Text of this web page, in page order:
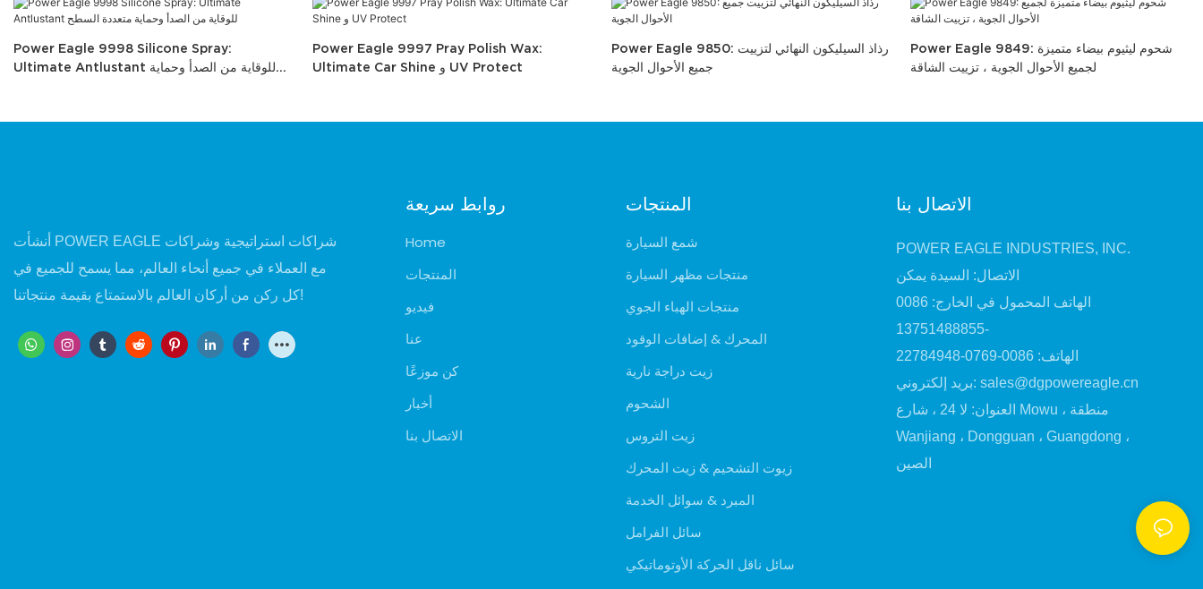
Power Eagle 9998 Silicone Spray:
Ultimate Antlustant للوقاية من الصدأ وحماية
Power Eagle 9997 Pray Polish Wax:
Ultimate Car Shine و UV Protect
Power Eagle 9850: رذاذ السيليكون النهائي لتزييت
جميع الأحوال الجوية
Power Eagle 9849: شحوم ليثيوم بيضاء متميزة
لجميع الأحوال الجوية ، تزييت الشاقة
أنشأت POWER EAGLE شراكات استراتيجية وشراكات
مع العملاء في جميع أنحاء العالم، مما يسمح للجميع في
كل ركن من أركان العالم بالاستمتاع بقيمة منتجاتنا!
روابط سريعة
Home
المنتجات
فيديو
عنا
كن موزعًا
أخبار
الاتصال بنا
المنتجات
شمع السيارة
منتجات مظهر السيارة
منتجات الهباء الجوي
المحرك & إضافات الوقود
زيت دراجة نارية
الشحوم
زيت التروس
زيوت التشحيم & زيت المحرك
المبرد & سوائل الخدمة
سائل الفرامل
سائل ناقل الحركة الأوتوماتيكي
الاتصال بنا
POWER EAGLE INDUSTRIES, INC.
الاتصال: السيدة يمكن
الهاتف المحمول في الخارج: 0086
-13751488855
الهاتف: 0086-0769-22784948
بريد إلكتروني: sales@dgpowereagle.cn
العنوان: لا 24 ، شارع Mowu ، منطقة
Wanjiang ، Dongguan ، Guangdong ،
الصين